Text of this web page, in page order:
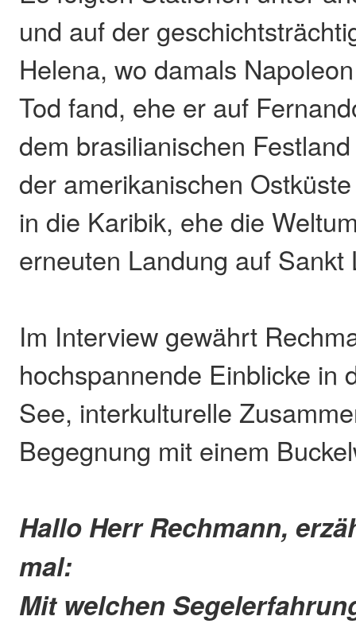
und auf der
Helena, wo damals
Tod fand, ehe er auf
dem brasilianischen
der amerikanischen
in die Karibik, ehe die
erneuten Landung auf Sankt
Im Interview gewährt
hochspannende Einblicke in
See, interkulturelle
Begegnung mit einem
Hallo Herr Rechmann,
mal:
Mit welchen